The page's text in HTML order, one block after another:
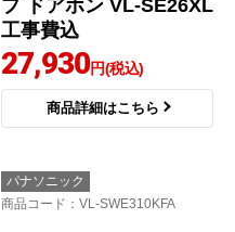
パナソニック
商品コード
：VL-SE26XL-KJ
プ ドアホン VL-SE26XL
工事費込